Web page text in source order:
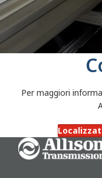
Per maggiori
Go Home